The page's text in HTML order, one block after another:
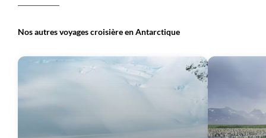
Nos autres voyages croisière en Antarctique